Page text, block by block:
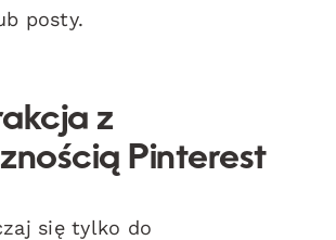
posty.
z
Pinterest
się tylko do